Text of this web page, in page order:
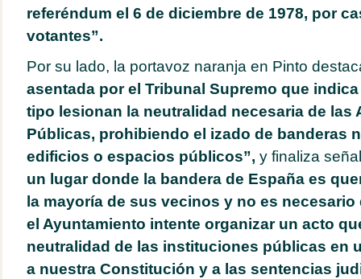
referéndum el 6 de diciembre de 1978, por
votantes”.
Por su lado, la portavoz naranja en Pinto
asentada por el Tribunal Supremo que
tipo lesionan la neutralidad necesaria de las
Públicas, prohibiendo el izado de banderas
edificios o espacios públicos”, y finaliza
un lugar donde la bandera de España es
la mayoría de sus vecinos y no es
el Ayuntamiento intente organizar un acto
neutralidad de las instituciones públicas en
a nuestra Constitución y a las sentencias